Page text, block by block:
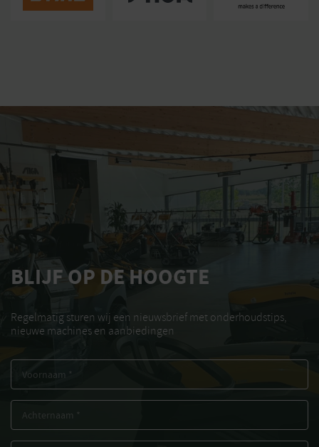
BLIJF OP DE HOOGTE
Regelmatig sturen wij een nieuwsbrief met onderhoudstips,
nieuwe machines en aanbiedingen